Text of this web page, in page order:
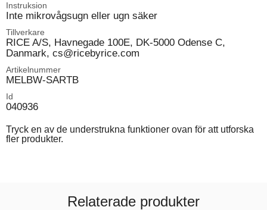
Instruksion
Inte mikrovågsugn eller ugn säker
Tillverkare
RICE A/S, Havnegade 100E, DK-5000 Odense C,
Danmark, cs@ricebyrice.com
Artikelnummer
MELBW-SARTB
Id
040936
Tryck en av de understrukna funktioner ovan för att utforska
fler produkter.
Relaterade produkter